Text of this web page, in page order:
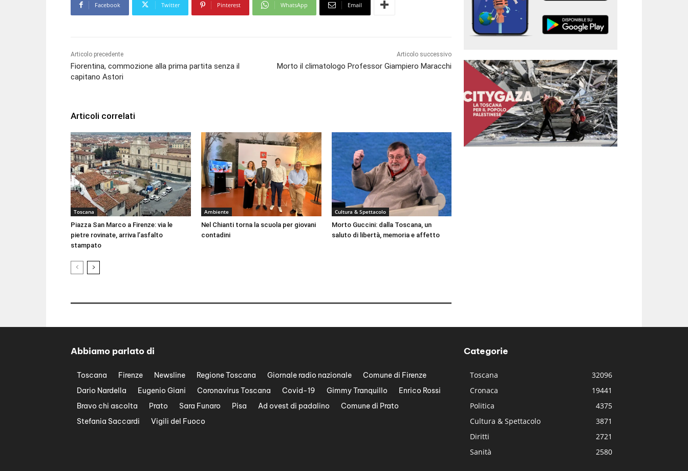
Facebook Twitter Pinterest WhatsApp Email
Articolo precedente
Fiorentina, commozione alla prima partita senza il
capitano Astori
Articolo successivo
Morto il climatologo Professor Giampiero Maracchi
Articoli correlati
Toscana
Piazza San Marco a Firenze: via le
pietre rovinate, arriva l’asfalto
stampato
Ambiente
Nel Chianti torna la scuola per giovani
contadini
Cultura & Spettacolo
Morto Guccini: dalla Toscana, un
saluto di libertà, memoria e affetto
Abbiamo parlato di
Toscana Firenze Newsline Regione Toscana Giornale radio nazionale
Comune di Firenze
Dario Nardella
Eugenio Giani Coronavirus Toscana Covid-19 Gimmy Tranquillo
Enrico Rossi
Bravo chi ascolta
Prato Sara Funaro Pisa Ad ovest di padalino
Comune di Prato
Stefania Saccardi
Vigili del Fuoco
Categorie
Toscana
32096
Cronaca
19441
Politica
4375
Cultura & Spettacolo
3871
Diritti
2721
Sanità
2580